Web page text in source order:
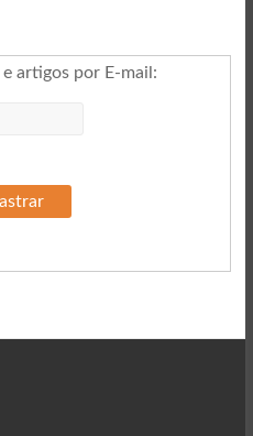
e artigos por E-mail :